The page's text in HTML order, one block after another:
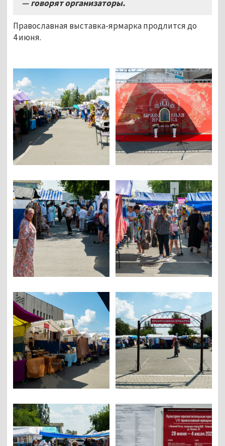
— говорят организаторы.
Православная выставка-ярмарка продлится до
4 июня.